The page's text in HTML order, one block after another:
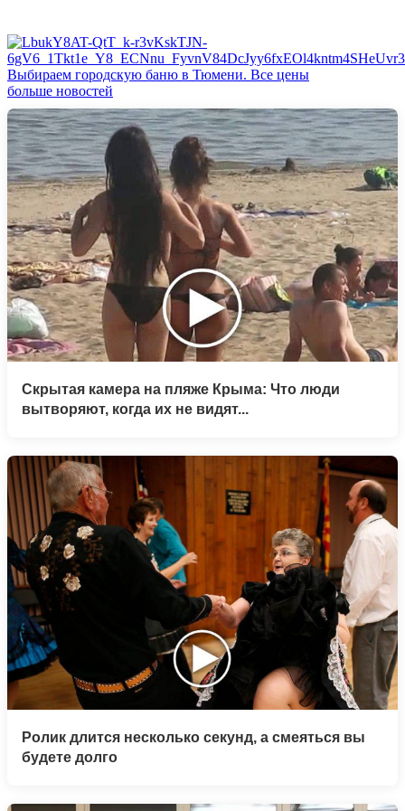
Выбираем городскую баню в Тюмени. Все цены
больше новостей
Скрытая камера на пляже Крыма: Что люди
вытворяют, когда их не видят...
Ролик длится несколько секунд, а смеяться вы
будете долго